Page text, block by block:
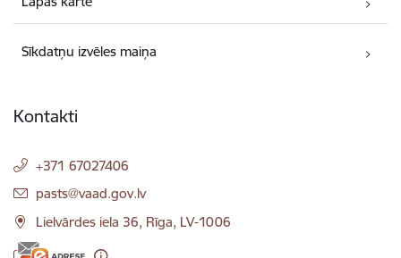
Sīkdatņu izvēles maiņa
Kontakti
+371 67027406
E-pasts:
pasts@vaad.gov.lv
Lielvārdes iela 36, Rīga, LV-1006